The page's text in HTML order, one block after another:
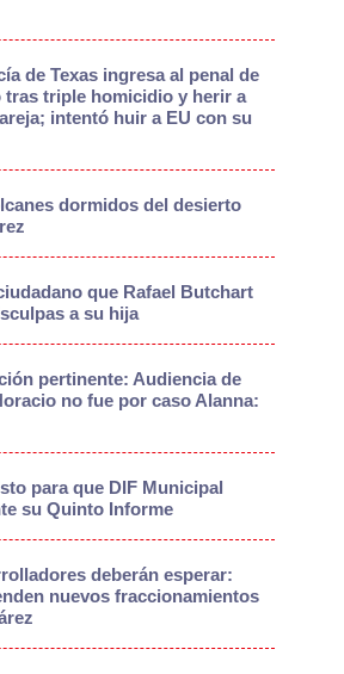
de Texas ingresa al penal de
tras triple homicidio y herir a
intentó huir a EU con su
dormidos del desierto
que Rafael Butchart
a su hija
pertinente: Audiencia de
no fue por caso Alanna:
para que DIF Municipal
su Quinto Informe
deberán esperar:
nuevos fraccionamientos